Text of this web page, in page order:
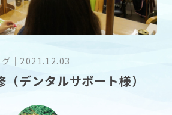
採用情報
｜ 2021.12.03
デンタルサポート様）